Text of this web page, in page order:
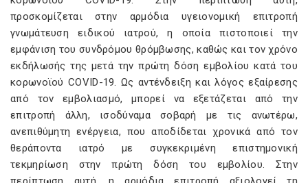
προσκομίζεται στην αρμόδια υγειονομική επιτροπή
γνωμάτευση ειδικού ιατρού, η οποία πιστοποιεί την
εμφάνιση του συνδρόμου θρόμβωσης, καθώς και τον χρόνο
εκδήλωσής της μετά την πρώτη δόση εμβολίου κατά του
κορωνοϊού COVID-19. Ως αντένδειξη και λόγος εξαίρεσης
από τον εμβολιασμό, μπορεί να εξετάζεται από την
επιτροπή άλλη, ισοδύναμα σοβαρή με τις ανωτέρω,
ανεπιθύμητη ενέργεια, που αποδίδεται χρονικά από τον
θεράποντα ιατρό με συγκεκριμένη επιστημονική
τεκμηρίωση στην πρώτη δόση του εμβολίου. Στην